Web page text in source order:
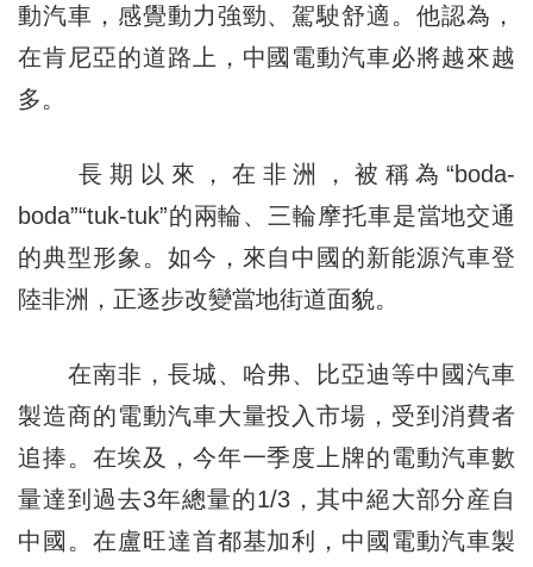
動汽車，感覺動力強勁、駕駛舒適。他認為，
在肯尼亞的道路上，中國電動汽車必將越來越
多。
長期以來，在非洲，被稱為“boda-
boda”“tuk-tuk”的兩輪、三輪摩托車是當地交通
的典型形象。如今，來自中國的新能源汽車登
陸非洲，正逐步改變當地街道面貌。
在南非，長城、哈弗、比亞迪等中國汽車
製造商的電動汽車大量投入市場，受到消費者
追捧。在埃及，今年一季度上牌的電動汽車數
量達到過去3年總量的1/3，其中絕大部分産自
中國。在盧旺達首都基加利，中國電動汽車製